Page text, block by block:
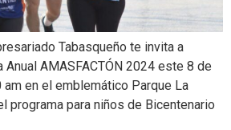
Tabasqueño te invita a
Anual AMASFACTÓN 2024 este 8 de
en el emblemático Parque La
programa para niños de Bicentenario